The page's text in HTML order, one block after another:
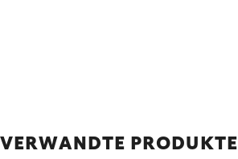
VERWANDTE PRODUKTE